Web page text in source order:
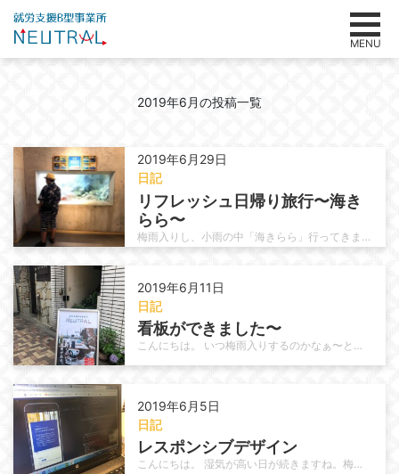
MENU
2019年6月の投稿一覧
2019年6月29日
日記
リフレッシュ日帰り旅行〜海き
らら〜
梅雨入りし、小雨の中「海きらら」行ってきました( ^ω^ ) イルカのショーが中止でしたが、様々な催しがあってとても楽しめま…
2019年6月11日
日記
看板ができました〜
こんにちは。 いつ梅雨入りするのかなぁ〜と思うほど過ごしやすい1日でした。 そんな中、雨でも大丈夫な看板が設置されました こ…
2019年6月5日
日記
レスポンシブデザイン
こんにちは。 湿気が高い日が続きますね。梅雨入り間近といった感じですね。 今日は、Web事業の一コマをご紹介します。 「レス…